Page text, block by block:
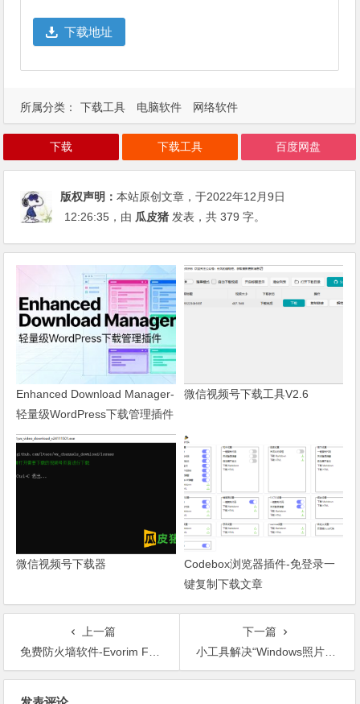
下载地址
所属分类： 下载工具 电脑软件 网络软件
下载 下载工具 百度网盘
版权声明：本站原创文章，于2022年12月9日
12:26:35 ，由 瓜皮猪 发表，共 379 字。
Enhanced Download Manager-
轻量级WordPress下载管理插件
微信视频号下载工具V2.6
微信视频号下载器
Codebox浏览器插件-免登录一
键复制下载文章
上一篇
免费防火墙软件-Evorim Free Firewall
下一篇
小工具解决“Windows照片查看器无法显示此图片，因为计算机上的可用内存可能不足。”问题